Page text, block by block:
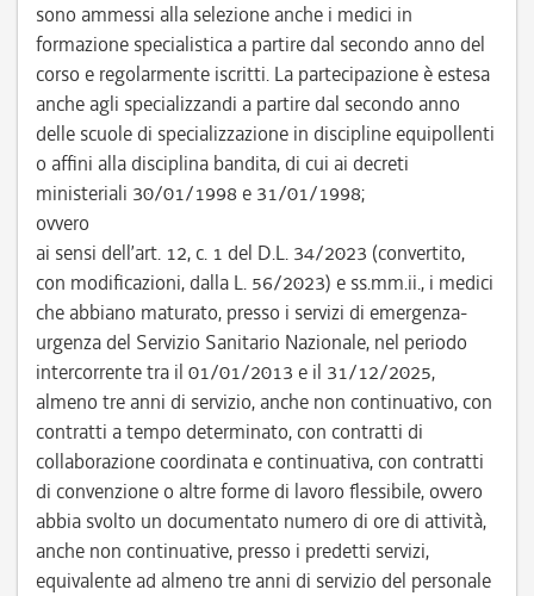
sono ammessi alla selezione anche i medici in
formazione specialistica a partire dal secondo anno del
corso e regolarmente iscritti. La partecipazione è estesa
anche agli specializzandi a partire dal secondo anno
delle scuole di specializzazione in discipline equipollenti
o affini alla disciplina bandita, di cui ai decreti
ministeriali 30/01/1998 e 31/01/1998;
ovvero
ai sensi dell’art. 12, c. 1 del D.L. 34/2023 (convertito,
con modificazioni, dalla L. 56/2023) e ss.mm.ii., i medici
che abbiano maturato, presso i servizi di emergenza-
urgenza del Servizio Sanitario Nazionale, nel periodo
intercorrente tra il 01/01/2013 e il 31/12/2025,
almeno tre anni di servizio, anche non continuativo, con
contratti a tempo determinato, con contratti di
collaborazione coordinata e continuativa, con contratti
di convenzione o altre forme di lavoro flessibile, ovvero
abbia svolto un documentato numero di ore di attività,
anche non continuative, presso i predetti servizi,
equivalente ad almeno tre anni di servizio del personale